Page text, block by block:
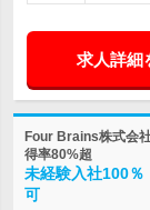
求人詳細
Four Brains株式会
得率80%超
未経験入社100
可